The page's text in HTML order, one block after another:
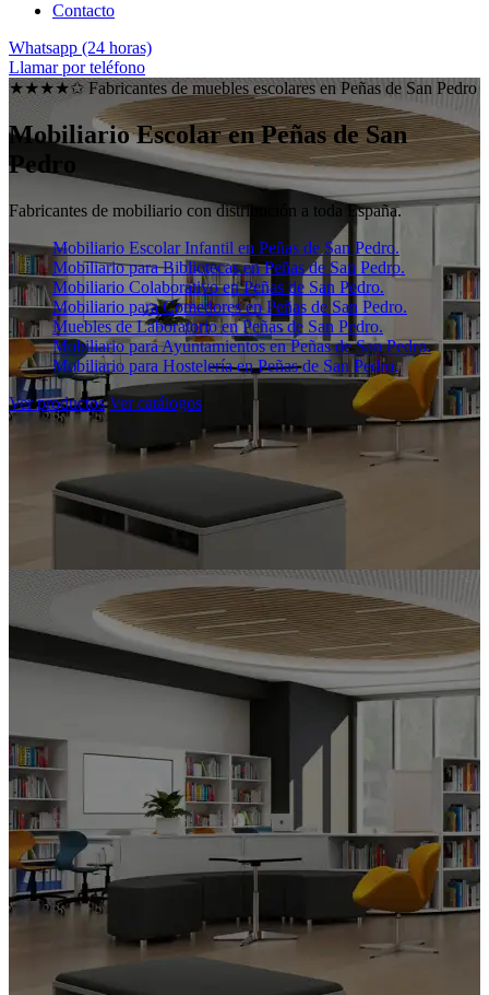
Contacto
Whatsapp (24 horas)
Llamar por teléfono
★★★★✩ Fabricantes de muebles escolares en Peñas de San Pedro
Mobiliario Escolar enPeñas de San
Pedro
Fabricantes de mobiliario con distribución a toda España.
Mobiliario Escolar Infantil en Peñas de San Pedro.
Mobiliario para Bibliotecas en Peñas de San Pedro.
Mobiliario Colaborativo en Peñas de San Pedro.
Mobiliario para Comedores en Peñas de San Pedro.
Muebles de Laboratorio en Peñas de San Pedro.
Mobiliario para Ayuntamientos en Peñas de San Pedro.
Mobiliario para Hostelería en Peñas de San Pedro.
Ver productos Ver catálogos